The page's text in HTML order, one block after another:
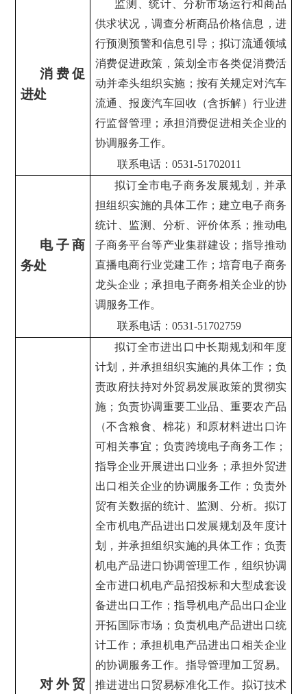
消费促
进处
监测、统计、分析市场运行和商品
供求状况，调查分析商品价格信息，进
行预测预警和信息引导；拟订流通领域
消费促进政策，策划全市各类促消费活
动并牵头组织实施；按有关规定对汽车
流通、报废汽车回收（含拆解）行业进
行监督管理；承担消费促进相关企业的
协调服务工作。
联系电话：0531-51702011
电子商
务处
拟订全市电子商务发展规划，并承
担组织实施的具体工作；建立电子商务
统计、监测、分析、评价体系；推动电
子商务平台等产业集群建设；指导推动
直播电商行业党建工作；培育电子商务
龙头企业；承担电子商务相关企业的协
调服务工作。
联系电话：0531-51702759
对外贸
拟订全市进出口中长期规划和年度
计划，并承担组织实施的具体工作；负
责政府扶持对外贸易发展政策的贯彻实
施；负责协调重要工业品、重要农产品
（不含粮食、棉花）和原材料进出口许
可相关事宜；负责跨境电子商务工作；
指导企业开展进出口业务；承担外贸进
出口相关企业的协调服务工作；负责外
贸有关数据的统计、监测、分析。拟订
全市机电产品进出口发展规划及年度计
划，并承担组织实施的具体工作；负责
机电产品进口协调管理工作，组织协调
全市进口机电产品招投标和大型成套设
备进出口工作；指导机电产品出口企业
开拓国际市场；负责机电产品进出口统
计工作；承担机电产品进出口相关企业
的协调服务工作。指导管理加工贸易。
推进进出口贸易标准化工作。拟订技术